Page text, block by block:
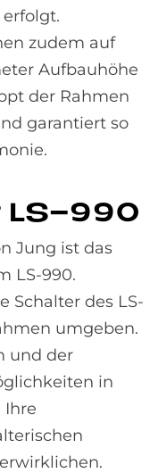
zudem auf
Aufbauhöhe
der Rahmen
garantiert so
LS-990
Jung ist das
LS-990.
Schalter des LS-
umgeben.
und der
in
Ihre